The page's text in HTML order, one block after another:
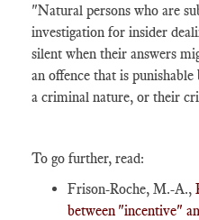
"Natural persons who are
investigation for insider
silent when their answers
an offence that is
a criminal nature, or their
To go further, read:
Frison-Roche, M.-A.,
between "incentive"